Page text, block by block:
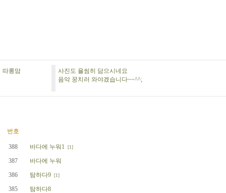
따롱맘
사진도 욜씸히 담으시네요
음악 꿍치러 와야겠습니다~~^^;
번호
388 바다에 누워1 [1]
387
바다에 누워
386
탐하다9 [1]
385
탐하다8